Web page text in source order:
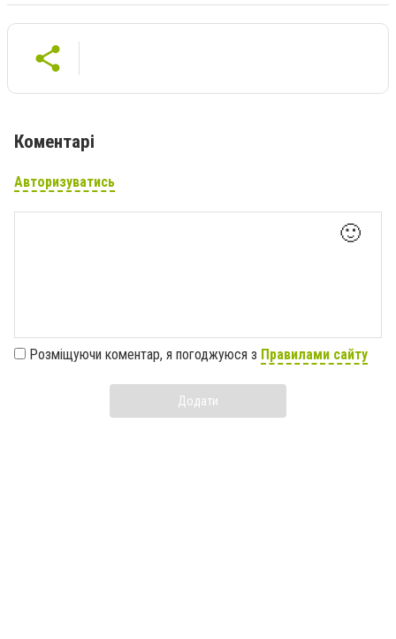
Коментарі
Авторизуватись
🙂
Розміщуючи коментар, я погоджуюся з Правилами сайту
Додати